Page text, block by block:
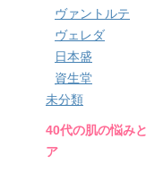
ヴァントルテ
ヴェレダ
日本盛
資生堂
未分類
40代の肌の悩み
ア